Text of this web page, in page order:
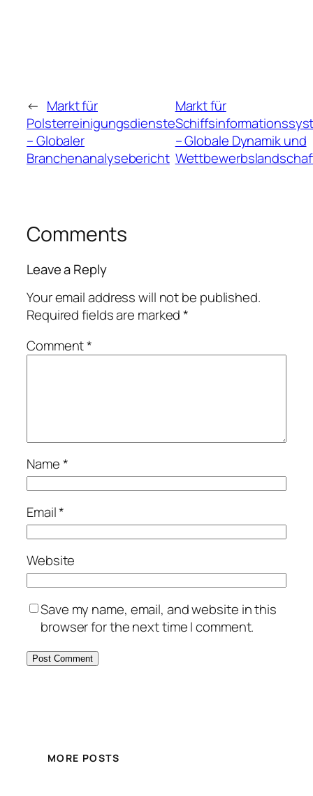
← Markt für
Polsterreinigungsdienste
– Globaler
Branchenanalysebericht
Markt für
– Globale Dynamik und
Comments
Leave a Reply
Your email address will not be published.
Required fields are marked*
Comment*
Name*
Email*
Website
Save my name, email, and website in this
browser for the next time I comment.
MORE POSTS